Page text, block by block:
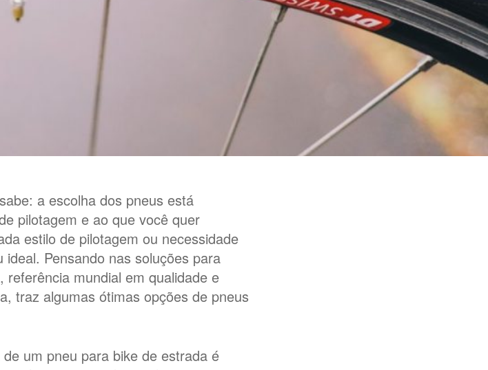
a escolha dos pneus está
pilotagem e ao que você quer
estilo de pilotagem ou necessidade
Pensando nas soluções para
mundial em qualidade e
traz algumas ótimas opções de pneus
um pneu para bike de estrada é